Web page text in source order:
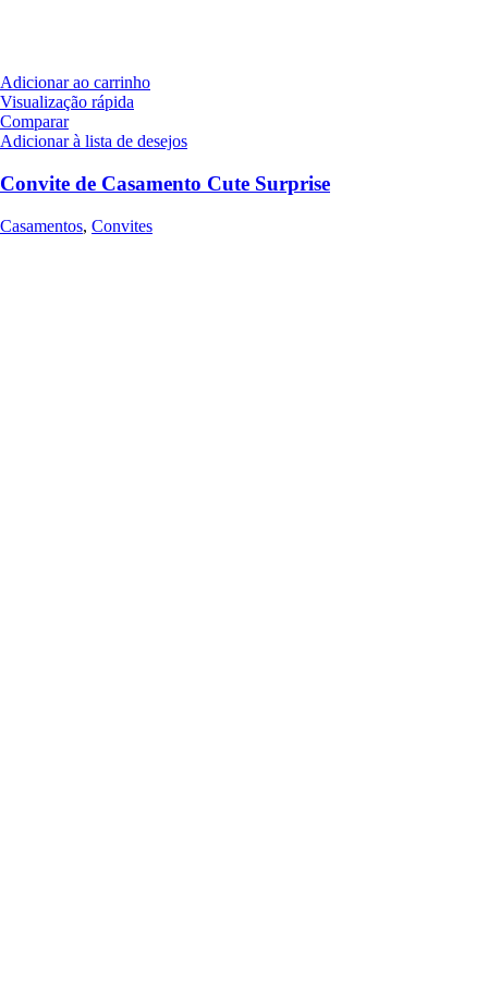
Adicionar ao carrinho
Visualização rápida
Comparar
Adicionar à lista de desejos
Convite de Casamento Cute Surprise
Casamentos, Convites